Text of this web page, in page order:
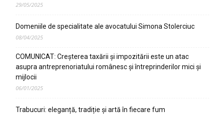
29/05/2025
Domeniile de specialitate ale avocatului Simona Stolerciuc
08/04/2025
COMUNICAT: Creșterea taxării și impozitării este un atac
asupra antreprenoriatului românesc și întreprinderilor mici și
mijlocii
06/01/2025
Trabucuri: eleganță, tradiție și artă în fiecare fum